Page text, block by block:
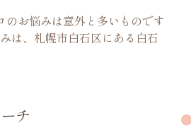
お悩みは意外と多いものです
は、札幌市白石区にある白石
チ